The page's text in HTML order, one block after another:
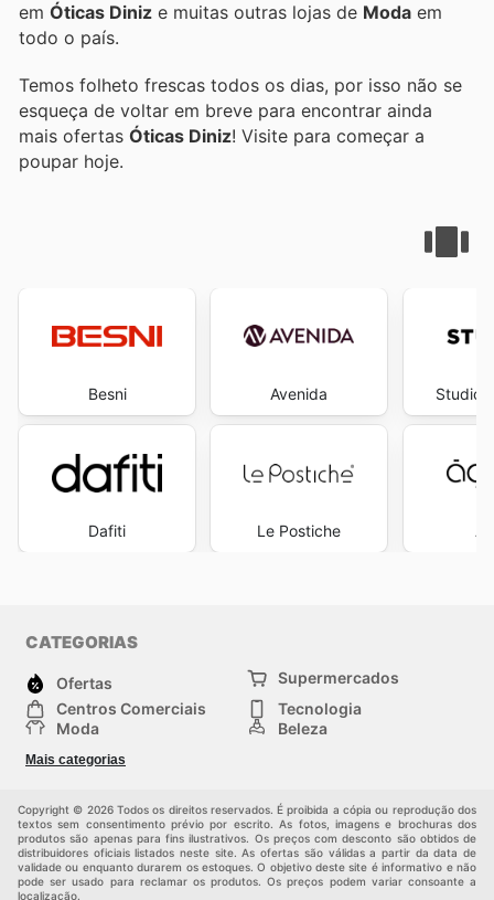
em Óticas Diniz e muitas outras lojas de Moda em
todo o país.
Temos folheto frescas todos os dias, por isso não se
esqueça de voltar em breve para encontrar ainda
mais ofertas Óticas Diniz ! Visite para começar a
poupar hoje.
Besni
Dafiti
Avenida
Le Postiche
Studio
CATEGORIAS
Ofertas
Supermercados
Centros Comerciais
Tecnologia
Moda
Beleza
Construção e jardinagem
Mais categorias
Copyright © 2026 Todos os direitos reservados. É proibida a cópia ou reprodução dos
textos sem consentimento prévio por escrito. As fotos, imagens e brochuras dos
produtos são apenas para fins ilustrativos. Os preços com desconto são obtidos de
distribuidores oficiais listados neste site. As ofertas são válidas a partir da data de
validade ou enquanto durarem os estoques. O objetivo deste site é informativo e não
pode ser usado para reclamar os produtos. Os preços podem variar consoante a
localização.